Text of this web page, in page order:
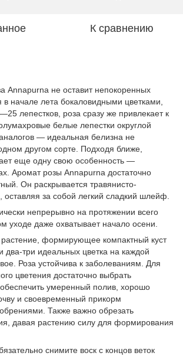
К сравнению
Annapurna не оставит непокоренных
в начале лета бокаловидными цветками,
лепестков, роза сразу же привлекает к
белые лепестки округлой
— идеальная белизна не
другом сорте. Подходя ближе,
еще одну свою особенность —
Аромат розы Annapurna достаточно
Он раскрывается травянисто-
за собой легкий сладкий шлейф.
непрерывно на протяжении всего
уходе даже охватывает начало осени.
растение, формирующее компактный куст
два-три идеальных цветка на каждой
Роза устойчива к заболеваниям. Для
цветения достаточно выбрать
умеренный полив, хорошо
и своевременный прикорм
Также важно обрезать
давая растению силу для формирования
снимите воск с концов веток